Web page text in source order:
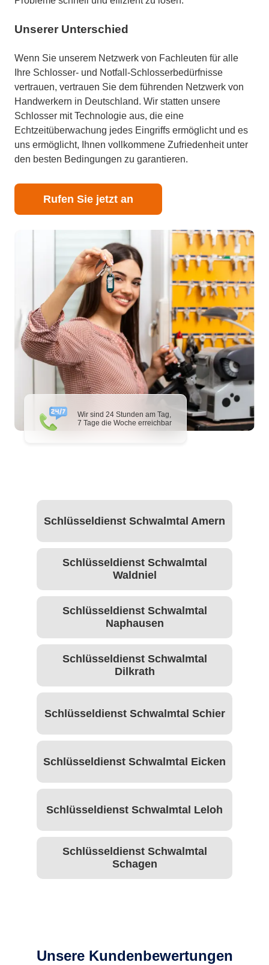
Wir sind 24 Stunden am Tag,
7 Tage die Woche erreichbar
Unserer Unterschied
Wenn Sie unserem Netzwerk von Fachleuten für alle
Ihre Schlosser- und Notfall-Schlosserbedürfnisse
vertrauen, vertrauen Sie dem führenden Netzwerk von
Handwerkern in Deutschland. Wir statten unsere
Schlosser mit Technologie aus, die eine
Echtzeitüberwachung jedes Eingriffs ermöglicht und es
uns ermöglicht, Ihnen vollkommene Zufriedenheit unter
den besten Bedingungen zu garantieren.
Rufen Sie jetzt an
Schlüsseldienst Schwalmtal Amern
Schlüsseldienst Schwalmtal
Waldniel
Schlüsseldienst Schwalmtal
Naphausen
Schlüsseldienst Schwalmtal
Dilkrath
Schlüsseldienst Schwalmtal Schier
Schlüsseldienst Schwalmtal Eicken
Schlüsseldienst Schwalmtal Leloh
Schlüsseldienst Schwalmtal
Schagen
Unsere Kundenbewertungen